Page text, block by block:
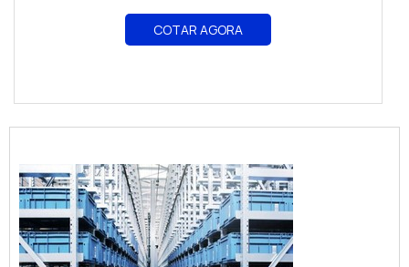
COTAR AGORA